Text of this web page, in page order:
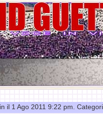
il 1 Ago 2011 9:22 pm.